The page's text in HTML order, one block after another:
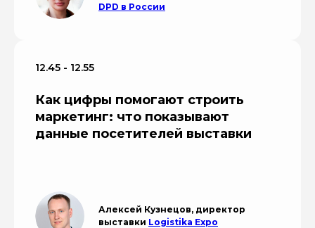
DPD в России
12.45 - 12.55
Как цифры помогают строить
маркетинг: что показывают
данные посетителей выставки
Алексей Кузнецов, директор
выставки Logistika Expo